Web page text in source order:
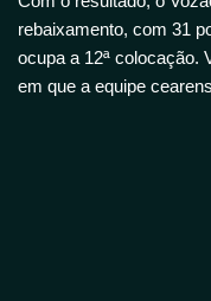
rebaixamento, com 31
ocupa a 12ª colocação.
em que a equipe